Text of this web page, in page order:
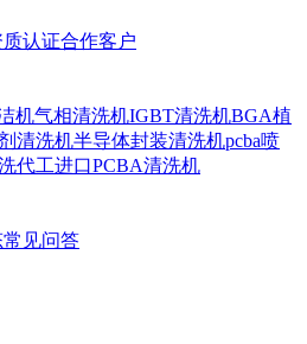
质认证合作客户
机气相清洗机IGBT清洗机BGA植
清洗机半导体封装清洗机pcba喷
代工进口PCBA清洗机
常见问答